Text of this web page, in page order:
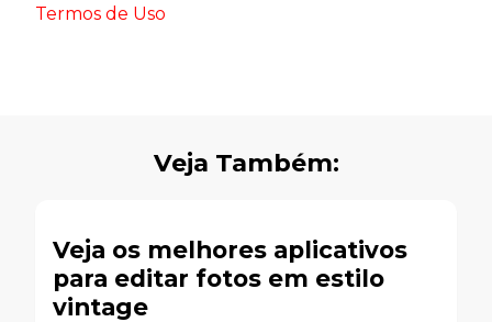
Termos de Uso
Veja Também:
Veja os melhores aplicativos
para editar fotos em estilo
vintage